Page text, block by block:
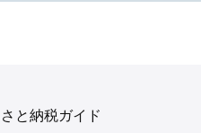
と納税ガイド